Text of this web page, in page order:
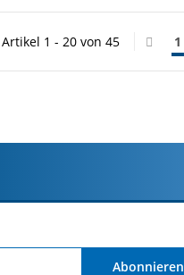
Artikel 1 - 20 von 45 1
Abonnieren